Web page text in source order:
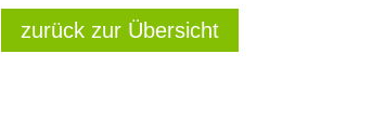
zurück zur Übersicht